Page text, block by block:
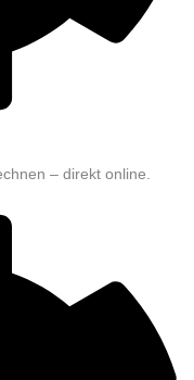
– direkt online.